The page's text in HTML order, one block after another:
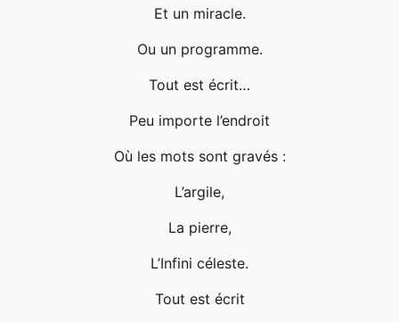
Et un miracle.
Ou un programme.
Tout est écrit…
Peu importe l’endroit
Où les mots sont gravés :
L’argile,
La pierre,
L’Infini céleste.
Tout est écrit